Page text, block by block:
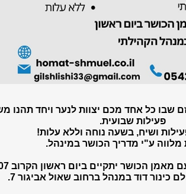
שבו כל אחד מכם יצוות לנער ויחד תהנו
פעילות שבועית.
ושיח, בשעה נוחה וללא עלות!
מלווה ע"י מדריך הכושר במינהל.
מפגש הכרות והדרכה